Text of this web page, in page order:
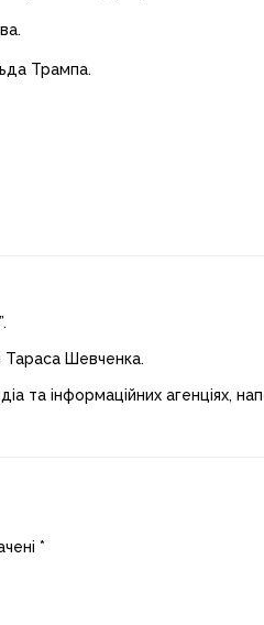
Трампа.
Тараса Шевченка.
та інформаційних агенціях,
*